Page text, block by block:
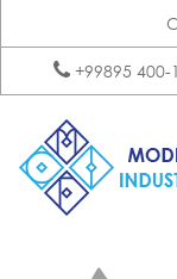
+99895 400-